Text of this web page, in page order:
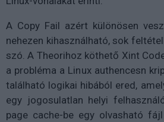
A Copy Fail azért különösen
nehezen kihasználható, sok
szó. A Theorihoz köthető Xint
a probléma a Linux authencesn
található logikai hibából ered,
egy jogosulatlan helyi
page cache-be egy olvasható